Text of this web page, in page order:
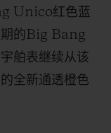
Unico红色蓝
的Big Bang
舶表继续从该
全新通透橙色
钛元素与铬元